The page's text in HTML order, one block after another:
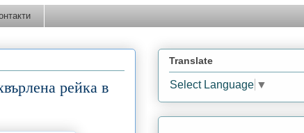
рейка в
Translate
Select Language ▼